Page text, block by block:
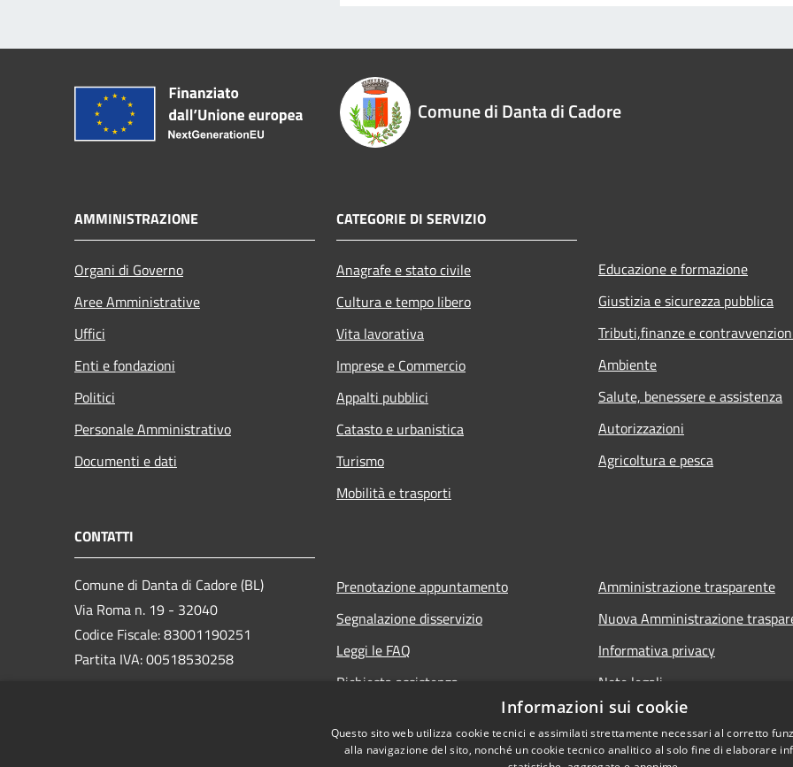
Comune di Danta di Cadore
AMMINISTRAZIONE
Organi di Governo
Aree Amministrative
Uffici
Enti e fondazioni
Politici
Personale Amministrativo
Documenti e dati
CATEGORIE DI SERVIZIO
Anagrafe e stato civile
Cultura e tempo libero
Vita lavorativa
Imprese e Commercio
Appalti pubblici
Catasto e urbanistica
Turismo
Mobilità e trasporti
Educazione e formazione
Giustizia e sicurezza pubblica
Tributi,finanze e
Ambiente
Salute, benessere e assistenza
Autorizzazioni
Agricoltura e pesca
CONTATTI
Comune di Danta di Cadore (BL)
Via Roma n. 19 - 32040
Codice Fiscale: 83001190251
Partita IVA: 00518530258
Prenotazione appuntamento
Segnalazione disservizio
Leggi le FAQ
Richiesta assistenza
Amministrazione trasparente
Nuova Amministrazione
Informativa privacy
Note legali
Dichiarazione di accessibilità
Informazioni sui cookie
Questo sito web utilizza cookie tecnici e assimilati strettamente necessari al corretto
alla navigazione del sito, nonché un cookie tecnico analitico al solo fine di elaborare